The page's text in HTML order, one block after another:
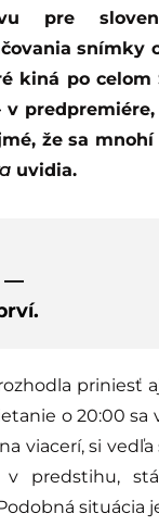
snímky
kiná po celom
predpremiére,
že sa
uvidia.
—
priniesť
o 20:00
viacerí, si
v predstihu,
situácia